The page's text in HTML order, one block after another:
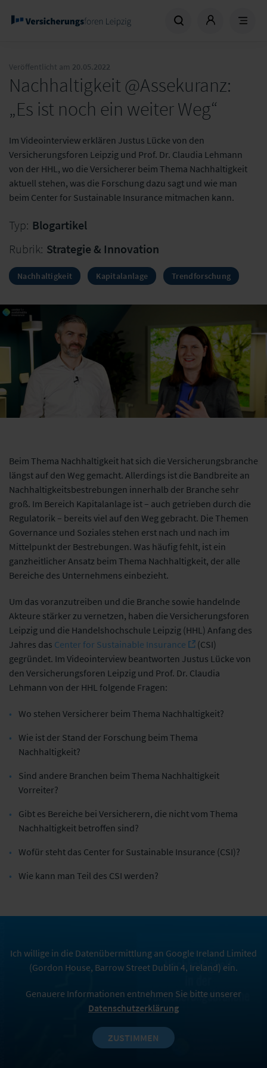
Veröffentlicht am 20.05.2022
Nachhaltigkeit @Assekuranz:
„Es ist noch ein weiter Weg“
Im Videointerview erklären Justus Lücke von den
Versicherungsforen Leipzig und Prof. Dr. Claudia Lehmann
von der HHL, wo die Versicherer beim Thema Nachhaltigkeit
aktuell stehen, was die Forschung dazu sagt und wie man
beim Center for Sustainable Insurance mitmachen kann.
Typ: Blogartikel
Rubrik: Strategie & Innovation
Nachhaltigkeit Kapitalanlage Trendforschung
Beim Thema Nachhaltigkeit hat sich die Versicherungsbranche
längst auf den Weg gemacht. Allerdings ist die Bandbreite an
Nachhaltigkeitsbestrebungen innerhalb der Branche sehr
groß. Im Bereich Kapitalanlage ist – auch getrieben durch die
Regulatorik – bereits viel auf den Weg gebracht. Die Themen
Governance und Soziales stehen erst nach und nach im
Mittelpunkt der Bestrebungen. Was häufig fehlt, ist ein
ganzheitlicher Ansatz beim Thema Nachhaltigkeit, der alle
Bereiche des Unternehmens einbezieht.
Um das voranzutreiben und die Branche sowie handelnde
Akteure stärker zu vernetzen, haben die Versicherungsforen
Leipzig und die Handelshochschule Leipzig (HHL) Anfang des
Jahres das Center for Sustainable Insurance
(CSI)
gegründet. Im Videointerview beantworten Justus Lücke von
den Versicherungsforen Leipzig und Prof. Dr. Claudia
Lehmann von der HHL folgende Fragen:
Wo stehen Versicherer beim Thema Nachhaltigkeit?
Wie ist der Stand der Forschung beim Thema
Nachhaltigkeit?
Sind andere Branchen beim Thema Nachhaltigkeit
Vorreiter?
Gibt es Bereiche bei Versicherern, die nicht vom Thema
Nachhaltigkeit betroffen sind?
Wofür steht das Center for Sustainable Insurance (CSI)?
Wie kann man Teil des CSI werden?
Ich willige in die Datenübermittlung an Google Ireland Limited
(Gordon House, Barrow Street Dublin 4, Ireland) ein.
Genauere Informationen entnehmen Sie bitte unserer
Datenschutzerklärung
ZUSTIMMEN